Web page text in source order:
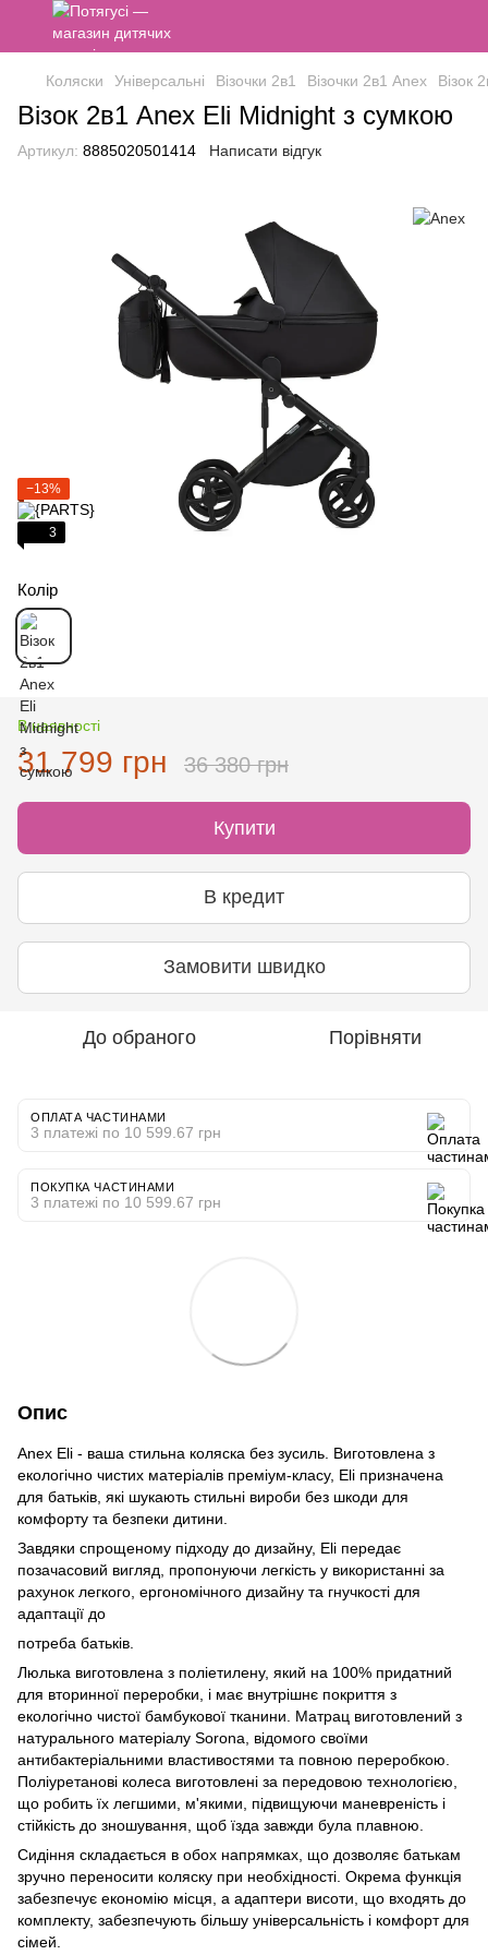
Коляски Універсальні Візочки 2в1 Візочки 2в1 Anex Візок
Візок 2в1 Anex Eli Midnight з сумкою
Артикул: 8885020501414 Написати відгук
−13%
3
Колір
В наявності
31 799 грн 36 380 грн
Купити
В кредит
Замовити швидко
До обраного Порівняти
ОПЛАТА ЧАСТИНАМИ
3 платежі по 10 599.67 грн
ПОКУПКА ЧАСТИНАМИ
3 платежі по 10 599.67 грн
Опис
Anex Eli - ваша стильна коляска без зусиль. Виготовлена ​​з
екологічно чистих матеріалів преміум-класу, Eli призначена
для батьків, які шукають стильні вироби без шкоди для
комфорту та безпеки дитини.
Завдяки спрощеному підходу до дизайну, Eli передає
позачасовий вигляд, пропонуючи легкість у використанні за
рахунок легкого, ергономічного дизайну та гнучкості для
адаптації до
потреба батьків.
Люлька виготовлена ​​з поліетилену, який на 100% придатний
для вторинної переробки, і має внутрішнє покриття з
екологічно чистої бамбукової тканини. Матрац виготовлений з
натурального матеріалу Sorona, відомого своїми
антибактеріальними властивостями та повною переробкою.
Поліуретанові колеса виготовлені за передовою технологією,
що робить їх легшими, м'якими, підвищуючи маневреність і
стійкість до зношування, щоб їзда завжди була плавною.
Сидіння складається в обох напрямках, що дозволяє батькам
зручно переносити коляску при необхідності. Окрема функція
забезпечує економію місця, а адаптери висоти, що входять до
комплекту, забезпечують більшу універсальність і комфорт для
сімей.